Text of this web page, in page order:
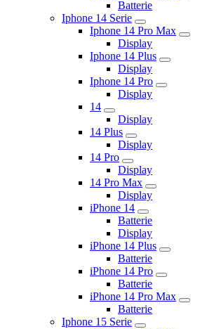
Batterie
Iphone 14 Serie
Iphone 14 Pro Max
Display
Iphone 14 Plus
Display
Iphone 14 Pro
Display
14
Display
14 Plus
Display
14 Pro
Display
14 Pro Max
Display
iPhone 14
Batterie
Display
iPhone 14 Plus
Batterie
iPhone 14 Pro
Batterie
iPhone 14 Pro Max
Batterie
Iphone 15 Serie